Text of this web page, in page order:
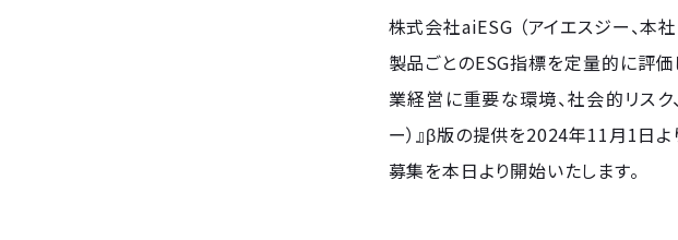
株式会社aiESG （アイエスジー、本
製品ごとのESG指標を定量的に評価
業経営に重要な環境、社会的リス
ー）』β版の提供を2024年11月1日
募集を本日より開始いたします。